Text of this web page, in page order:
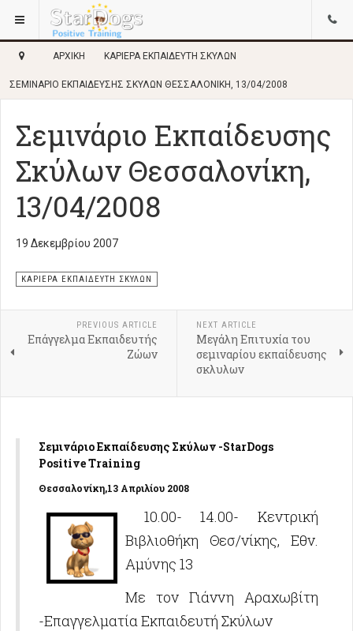
ΑΡΧΙΚΉ ΚΑΡΙΕΡΑ ΕΚΠΑΙΔΕΥΤΗ ΣΚΥΛΩΝ
ΣΕΜΙΝΆΡΙΟ ΕΚΠΑΊΔΕΥΣΗΣ ΣΚΎΛΩΝ ΘΕΣΣΑΛΟΝΊΚΗ, 13/04/2008
Σεμινάριο Εκπαίδευσης
Σκύλων Θεσσαλονίκη,
13/04/2008
19 Δεκεμβρίου 2007
ΚΑΡΙΈΡΑ ΕΚΠΑΙΔΕΥΤΉ ΣΚΎΛΩΝ
PREVIOUS ARTICLE
Επάγγελμα Εκπαιδευτής
Ζώων
NEXT ARTICLE
Μεγάλη Επιτυχία του
σεμιναρίου εκπαίδευσης
σκλυλων
Σεμινάριο Εκπαίδευσης Σκύλων -StarDogs
Positive Training
Θεσσαλονίκη,13 Απριλίου 2008
10.00- 14.00- Κεντρική
Βιβλιοθήκη Θεσ/νίκης, Εθν.
Αμύνης 13
Με τον Γιάννη Αραχωβίτη
-Επαγγελματία Εκπαιδευτή Σκύλων